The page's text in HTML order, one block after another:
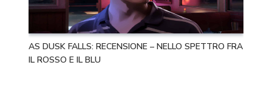
AS DUSK FALLS: RECENSIONE – NELLO SPETTRO FRA
IL ROSSO E IL BLU